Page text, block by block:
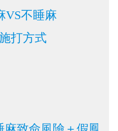
VS不睡麻
打方式